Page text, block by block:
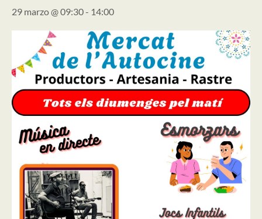
29 marzo @ 09:30- 14:00